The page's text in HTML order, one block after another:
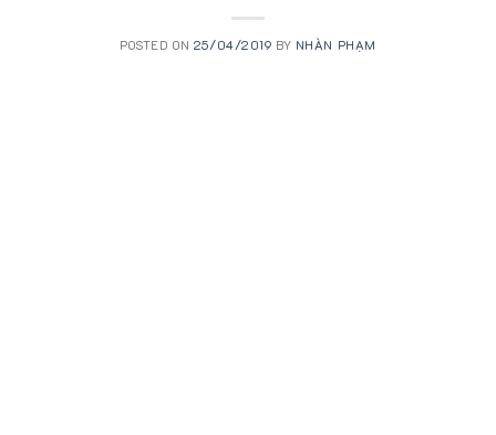
POSTED ON 25/04/2019 BY NHÀN PHẠM